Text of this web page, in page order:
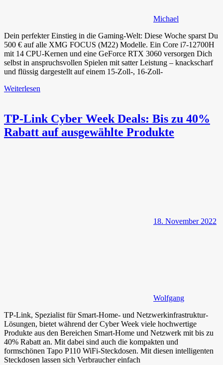
Michael
Dein perfekter Einstieg in die Gaming-Welt: Diese Woche sparst Du
500 € auf alle XMG FOCUS (M22) Modelle. Ein Core i7-12700H
mit 14 CPU-Kernen und eine GeForce RTX 3060 versorgen Dich
selbst in anspruchsvollen Spielen mit satter Leistung – knackscharf
und flüssig dargestellt auf einem 15-Zoll-, 16-Zoll-
Weiterlesen
TP-Link Cyber Week Deals: Bis zu 40%
Rabatt auf ausgewählte Produkte
18. November 2022
Wolfgang
TP-Link, Spezialist für Smart-Home- und Netzwerkinfrastruktur-
Lösungen, bietet während der Cyber Week viele hochwertige
Produkte aus den Bereichen Smart-Home und Netzwerk mit bis zu
40% Rabatt an. Mit dabei sind auch die kompakten und
formschönen Tapo P110 WiFi-Steckdosen. Mit diesen intelligenten
Steckdosen lassen sich Verbraucher einfach